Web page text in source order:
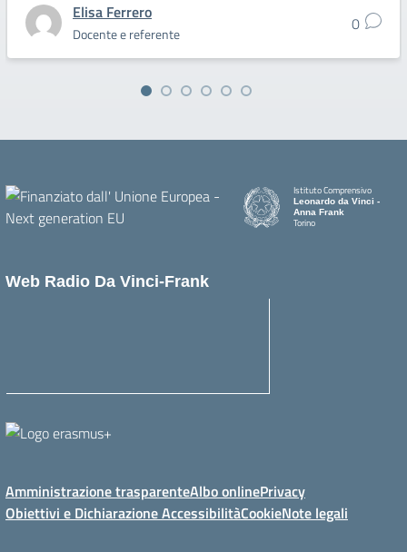
Elisa Ferrero
Docente e referente 0
Istituto Comprensivo
Leonardo da Vinci -
Anna Frank
Torino
Web Radio Da Vinci-Frank
Amministrazione trasparenteAlbo onlinePrivacy
Obiettivi e Dichiarazione AccessibilitàCookieNote legali